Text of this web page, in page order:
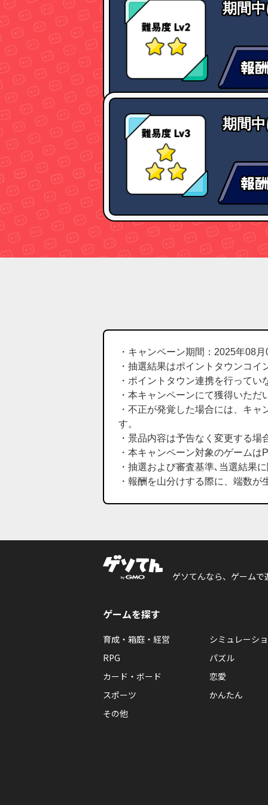
期間
期間
・キャンペーン期間：2025年08
・抽選結果はポイントタウンコ
・ポイントタウン連携を行って
・本キャンペーンにて獲得いた
・不正が発覚した場合には、キ
す。
・景品内容は予告なく変更する場
・本キャンペーン対象のゲーム
・抽選および審査基準､当選結果
・報酬を山分けする際に、端数
ゲソてんなら、ゲーム
ゲームを探す
育成・箱庭・経営
シミュレーシ
RPG
パズル
カード・ボード
恋愛
スポーツ
かんたん
その他